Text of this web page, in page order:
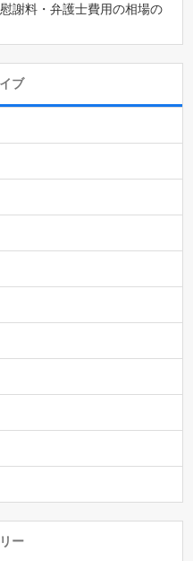
謝料・弁護士費用の相場の
ブ
ー